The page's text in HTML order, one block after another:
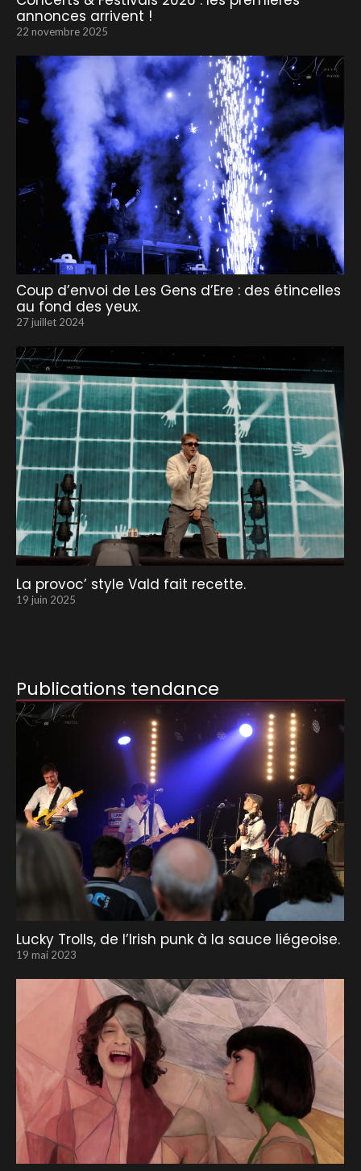
annonces arrivent !
22 novembre 2025
Coup d’envoi de Les Gens d’Ere : des étincelles
au fond des yeux.
27 juillet 2024
La provoc’ style Vald fait recette.
19 juin 2025
Publications tendance
Lucky Trolls, de l’Irish punk à la sauce liégeoise.
19 mai 2023